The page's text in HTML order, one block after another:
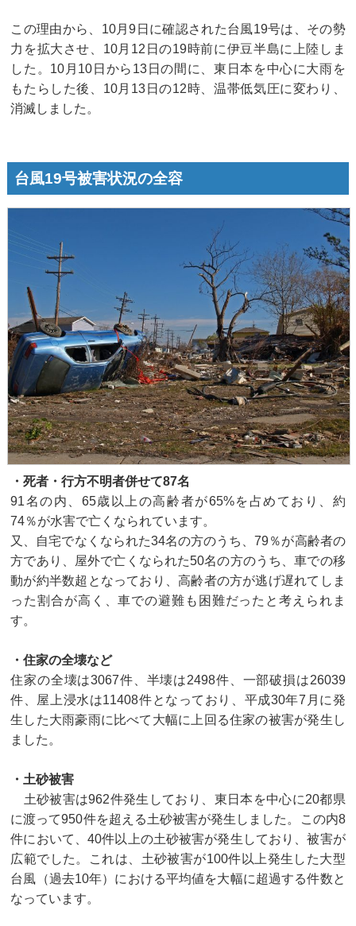
この理由から、10月9日に確認された台風19号は、その勢
力を拡大させ、10月12日の19時前に伊豆半島に上陸しま
した。10月10日から13日の間に、東日本を中心に大雨を
もたらした後、10月13日の12時、温帯低気圧に変わり、
消滅しました。
台風19号被害状況の全容
・死者・行方不明者併せて87名
91名の内、65歳以上の高齢者が65%を占めており、約
74％が水害で亡くなられています。
又、自宅でなくなられた34名の方のうち、79％が高齢者の
方であり、屋外で亡くなられた50名の方のうち、車での移
動が約半数超となっており、高齢者の方が逃げ遅れてしま
った割合が高く、車での避難も困難だったと考えられま
す。
・住家の全壊など
住家の全壊は3067件、半壊は2498件、一部破損は26039
件、屋上浸水は11408件となっており、平成30年7月に発
生した大雨豪雨に比べて大幅に上回る住家の被害が発生し
ました。
・土砂被害
土砂被害は962件発生しており、東日本を中心に20都県
に渡って950件を超える土砂被害が発生しました。この内8
件において、40件以上の土砂被害が発生しており、被害が
広範でした。これは、土砂被害が100件以上発生した大型
台風（過去10年）における平均値を大幅に超過する件数と
なっています。